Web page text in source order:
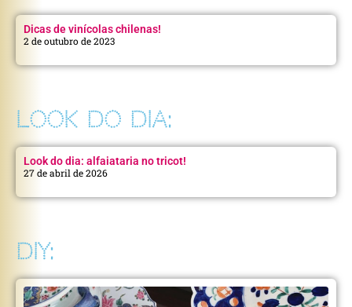
Dicas de vinícolas chilenas!
2 de outubro de 2023
LOOK DO DIA:
Look do dia: alfaiataria no tricot!
27 de abril de 2026
DIY: